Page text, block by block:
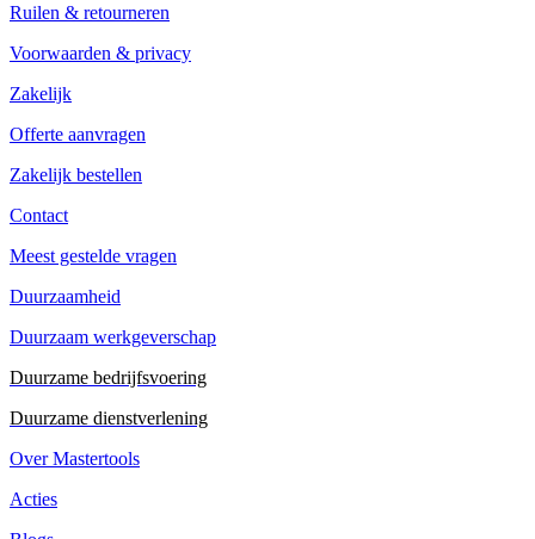
Ruilen & retourneren
Voorwaarden & privacy
Zakelijk
Offerte aanvragen
Zakelijk bestellen
Contact
Meest gestelde vragen
Duurzaamheid
Duurzaam werkgeverschap
Duurzame bedrijfsvoering
Duurzame dienstverlening
Over Mastertools
Acties